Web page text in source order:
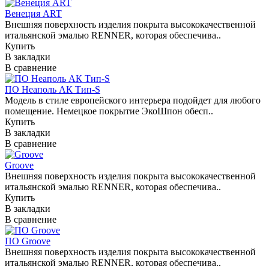
Венеция ART
Внешняя поверхность изделия покрыта высококачественной
итальянской эмалью RENNER, которая обеспечива..
Купить
В закладки
В сравнение
ПО Неаполь АК Тип-S
Модель в стиле европейского интерьера подойдет для любого
помещение. Немецкое покрытие ЭкоШпон обесп..
Купить
В закладки
В сравнение
Groove
Внешняя поверхность изделия покрыта высококачественной
итальянской эмалью RENNER, которая обеспечива..
Купить
В закладки
В сравнение
ПО Groove
Внешняя поверхность изделия покрыта высококачественной
итальянской эмалью RENNER, которая обеспечива..